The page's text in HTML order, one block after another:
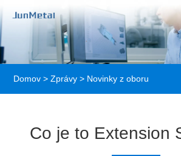
Domov > Zprávy > Novinky z oboru
Co je to Extension